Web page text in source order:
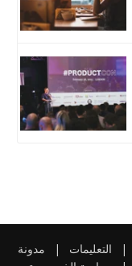
مدونة | التعليمات |